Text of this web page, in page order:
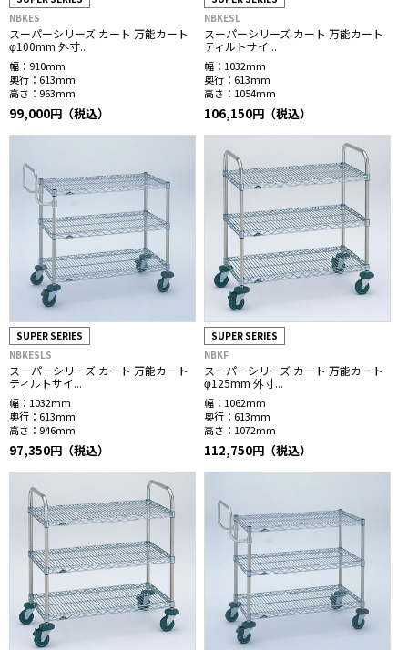
NBKES
スーパーシリーズ カート 万能カート
φ100mm 外寸...
幅： 910mm
奥行： 613mm
高さ： 963mm
99,000円（税込）
NBKESL
スーパーシリーズ カート 万能カート
ティルトサイ...
幅： 1032mm
奥行： 613mm
高さ： 1054mm
106,150円（税込）
SUPER SERIES
NBKESLS
スーパーシリーズ カート 万能カート
ティルトサイ...
幅： 1032mm
奥行： 613mm
高さ： 946mm
97,350円（税込）
SUPER SERIES
NBKF
スーパーシリーズ カート 万能カート
φ125mm 外寸...
幅： 1062mm
奥行： 613mm
高さ： 1072mm
112,750円（税込）